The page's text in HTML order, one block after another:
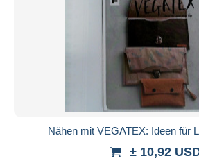
Nähen mit VEGATEX: Ideen für
± 10,92